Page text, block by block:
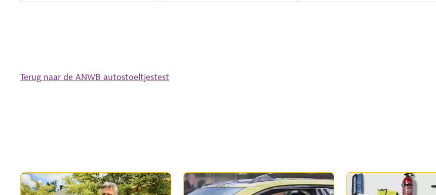
Terug naar de ANWB autostoeltjestest